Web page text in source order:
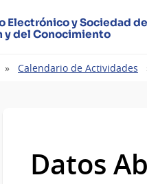
Electrónico y Sociedad
y del Conocimiento
Calendario de Actividades
Datos